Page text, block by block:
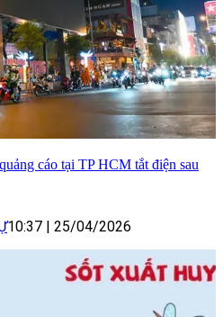
cáo tại TP HCM tắt điện sau
10:37 25/04/2026